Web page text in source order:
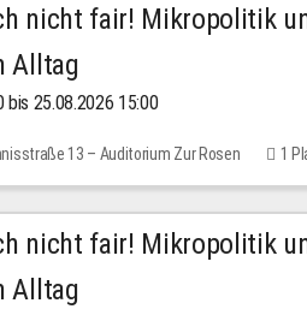
nicht fair! Mikropolitik
Alltag
bis 25.08.2026 15:00
13 – Auditorium Zur Rosen 1
nicht fair! Mikropolitik
Alltag